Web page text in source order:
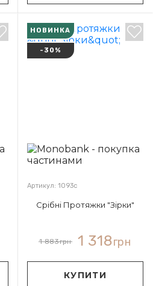
НОВИНКА
-30%
Артикул: 1093с
Срібні Протяжки "Зірки"
1 883грн 1 318грн
КУПИТИ